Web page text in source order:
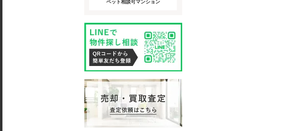
ペット相談可マンション